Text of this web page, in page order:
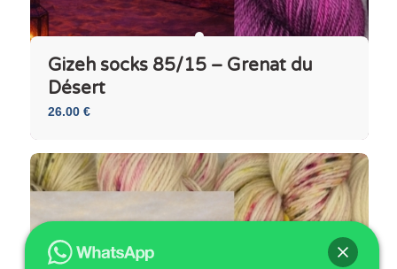
Gizeh socks 85/15 – Grenat du
Désert
26.00 €